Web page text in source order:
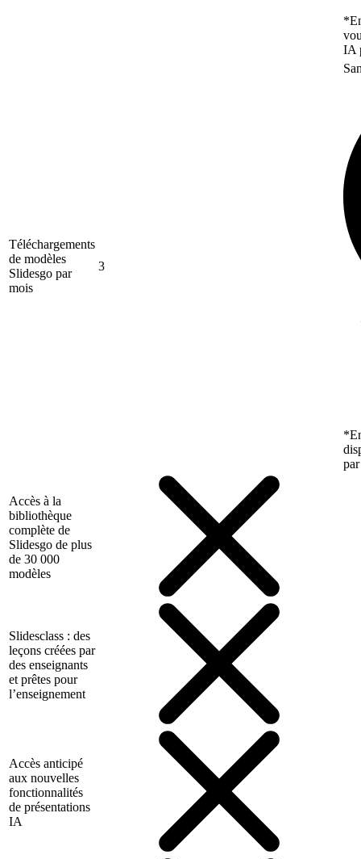
IA
Téléchargements
de modèles
Slidesgo par
mois
3
Accès à la
bibliothèque
complète de
Slidesgo de plus
de 30 000
modèles
Slidesclass : des
leçons créées par
des enseignants
et prêtes pour
l’enseignement
Accès anticipé
aux nouvelles
fonctionnalités
de présentations
IA